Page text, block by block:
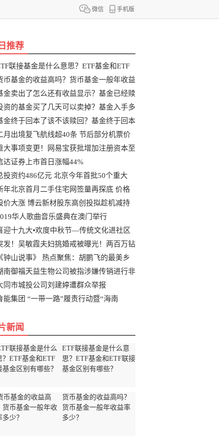
微信 手机版
推荐
联接基金是什么意思？ETF基金和ETF
币基金的收益高吗？货币基金一般年收益
金卖出了怎么还有收益显示？基金已经赎
资的基金买了几天可以卖掉？基金入手多
金终于回本了该不该赎回？基金终于回本
月出境复飞航线超40条 节后部分机票价
大事项变更！网易宝获批增加注册资本至
达证券上市首日涨幅44%
投资约486亿元 北京今年首批50个重大
年北京首月二手住宅网签量再探底 价格
价大涨 博云新材股东高创投拟趁机减持
华人歌曲音乐盛典在澳门举行
迎十九大•欢度中秋节—传统文化进社区
发！吴敏霞夫妇挑婚戒被曝光！两百万钻
钟山说事》 热点聚焦：胡鹏飞的最美乡
南御福天益生物公司被指涉嫌传销进行非
同市城投公司刘建婷遭群众举报
能集团 “一带一路”履责行动暨“海南
新闻
ETF联接基金是什么意
思？ETF基金和ETF联接
基金区别有哪些？
货币基金的收益高吗？
货币基金一般年收益率
多少？